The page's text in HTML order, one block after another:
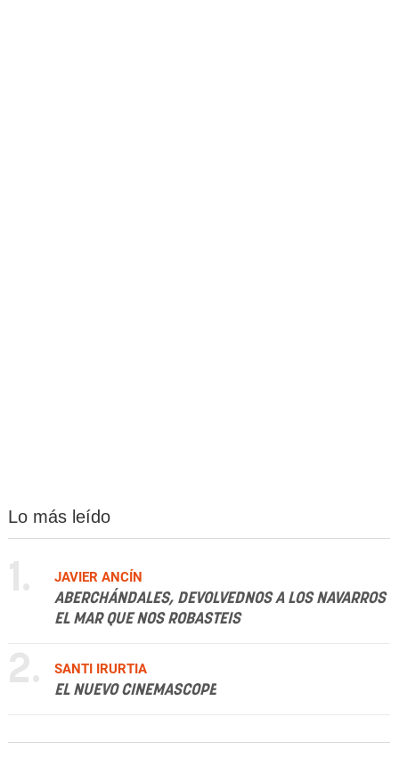
Lo más leído
1.
JAVIER ANCÍN
ABERCHÁNDALES, DEVOLVEDNOS A LOS NAVARROS
EL MAR QUE NOS ROBASTEIS
2.
SANTI IRURTIA
EL NUEVO CINEMASCOPE